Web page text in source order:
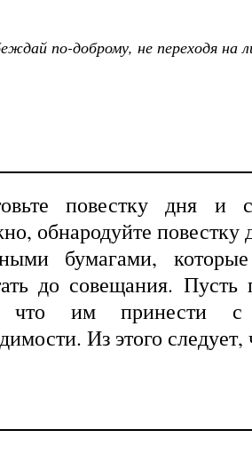
по-доброму, не переходя на
повестку дня и
обнародуйте повестку
бумагами,
до совещания. Пусть
что им принести
Из этого следует,